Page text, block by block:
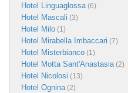
Hotel Linguaglossa(6)
Hotel Mascali (3)
Hotel Milo (1)
Hotel Mirabella Imbaccari (7)
Hotel Misterbianco (1)
Hotel Motta Sant'Anastasia(2)
Hotel Nicolosi (13)
Hotel Ognina(2)